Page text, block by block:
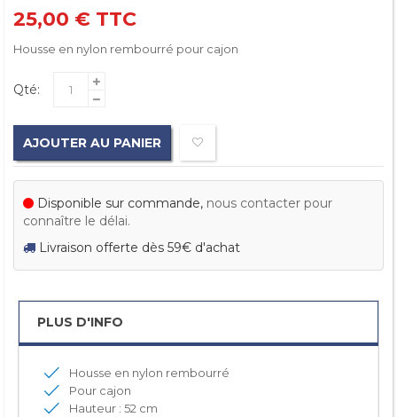
25,00 € TTC
Housse en nylon rembourré pour cajon
Qté:
AJOUTER AU PANIER
Disponible sur commande, nous contacter pour
connaître le délai.
Livraison offerte dès 59€ d'achat
PLUS D'INFO
Housse en nylon rembourré
Pour cajon
Hauteur : 52 cm